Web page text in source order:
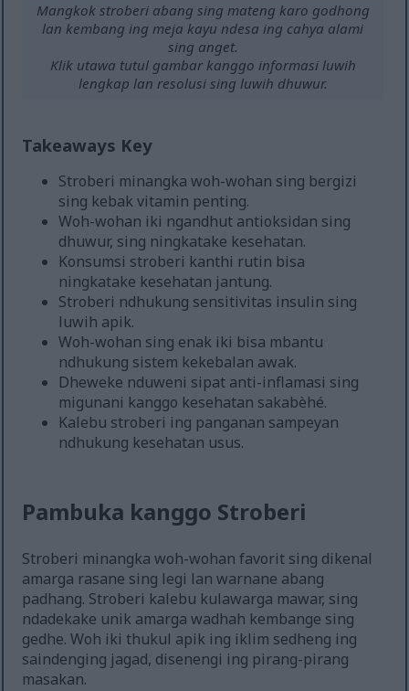
Mangkok stroberi abang sing mateng karo godhong
lan kembang ing meja kayu ndesa ing cahya alami
sing anget.
Klik utawa tutul gambar kanggo informasi luwih
lengkap lan resolusi sing luwih dhuwur.
Takeaways Key
Stroberi minangka woh-wohan sing bergizi
sing kebak vitamin penting.
Woh-wohan iki ngandhut antioksidan sing
dhuwur, sing ningkatake kesehatan.
Konsumsi stroberi kanthi rutin bisa
ningkatake kesehatan jantung.
Stroberi ndhukung sensitivitas insulin sing
luwih apik.
Woh-wohan sing enak iki bisa mbantu
ndhukung sistem kekebalan awak.
Dheweke nduweni sipat anti-inflamasi sing
migunani kanggo kesehatan sakabèhé.
Kalebu stroberi ing panganan sampeyan
ndhukung kesehatan usus.
Pambuka kanggo Stroberi
Stroberi minangka woh-wohan favorit sing dikenal
amarga rasane sing legi lan warnane abang
padhang. Stroberi kalebu kulawarga mawar, sing
ndadekake unik amarga wadhah kembange sing
gedhe. Woh iki thukul apik ing iklim sedheng ing
saindenging jagad, disenengi ing pirang-pirang
masakan.